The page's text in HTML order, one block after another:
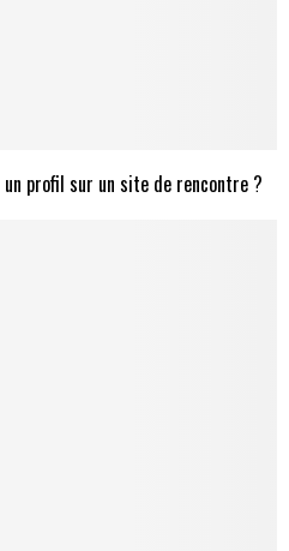
profil sur un site de rencontre ?